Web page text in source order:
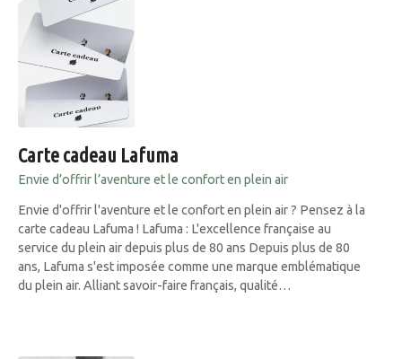
Carte cadeau Lafuma
Envie d’offrir l’aventure et le confort en plein air
Envie d'offrir l'aventure et le confort en plein air ? Pensez à la
carte cadeau Lafuma ! Lafuma : L'excellence française au
service du plein air depuis plus de 80 ans Depuis plus de 80
ans, Lafuma s'est imposée comme une marque emblématique
du plein air. Alliant savoir-faire français, qualité…